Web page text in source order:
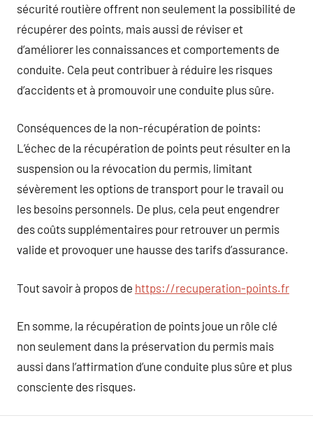
sécurité routière offrent non seulement la possibilité de
récupérer des points, mais aussi de réviser et
d’améliorer les connaissances et comportements de
conduite. Cela peut contribuer à réduire les risques
d’accidents et à promouvoir une conduite plus sûre.
Conséquences de la non-récupération de points:
L’échec de la récupération de points peut résulter en la
suspension ou la révocation du permis, limitant
sévèrement les options de transport pour le travail ou
les besoins personnels. De plus, cela peut engendrer
des coûts supplémentaires pour retrouver un permis
valide et provoquer une hausse des tarifs d’assurance.
Tout savoir à propos de https://recuperation-points.fr
En somme, la récupération de points joue un rôle clé
non seulement dans la préservation du permis mais
aussi dans l’affirmation d’une conduite plus sûre et plus
consciente des risques.